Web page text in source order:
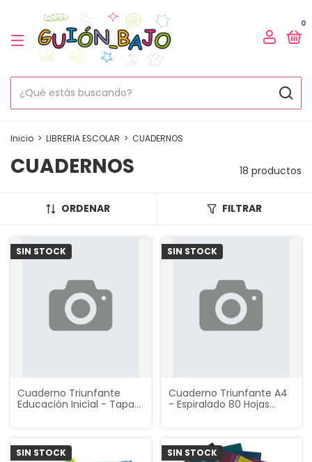
0
Inicio > LIBRERIA ESCOLAR > CUADERNOS
CUADERNOS 18 productos
ORDENAR FILTRAR
SIN STOCK
Cuaderno Triunfante
Educación Inicial - Tapa
SIN STOCK
Cuaderno Triunfante A4
- Espiralado 80 Hojas
SIN STOCK SIN STOCK